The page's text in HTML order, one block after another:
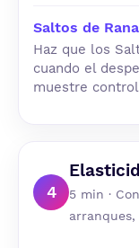
Saltos de
Haz que los
cuando el
muestre
4
5 min ·